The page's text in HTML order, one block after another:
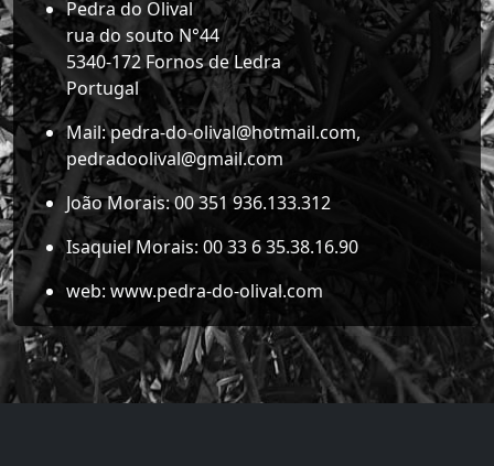
Pedra do Olival
rua do souto N°44
5340-172 Fornos de Ledra
Portugal
Mail: pedra-do-olival@hotmail.com,
pedradoolival@gmail.com
João Morais: 00 351 936.133.312
Isaquiel Morais: 00 33 6 35.38.16.90
web: www.pedra-do-olival.com